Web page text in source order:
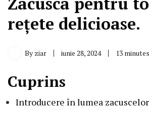
rețete delicioase.
By ziar iunie 28, 2024 13
Cuprins
Introducere în lumea zacuscelor